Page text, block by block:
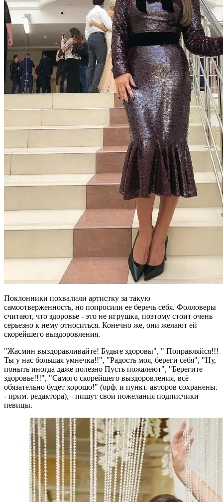
Поклонники похвалили артистку за такую
самоотверженность, но попросили ее беречь себя. Фолловеры
считают, что здоровье - это не игрушка, поэтому стоит очень
серьезно к нему относиться. Конечно же, они желают ей
скорейшего выздоровления.
"Жасмин выздоравливайте! Будьте здоровы", " Поправляйся!!!
Ты у нас большая умнечка!!", "Радость моя, береги себя", "Ну,
поныть иногда даже полезно Пусть пожалеют", "Берегите
здоровье!!!", "Самого скорейшего выздоровления, всё
обязательно будет хорошо!" (орф. и пункт. авторов сохранены.
- прим. редактора), - пишут свои пожелания подписчики
певицы.